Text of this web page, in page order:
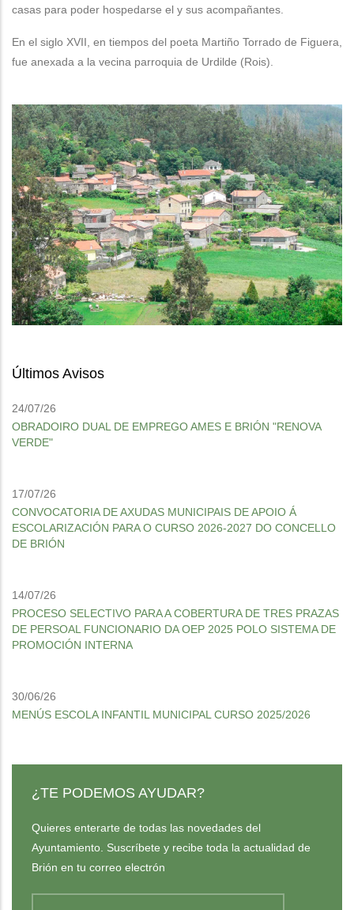
casas para poder hospedarse el y sus acompañantes.
En el siglo XVII, en tiempos del poeta Martiño Torrado de Figuera,
fue anexada a la vecina parroquia de Urdilde (Rois).
Últimos Avisos
24/07/26
OBRADOIRO DUAL DE EMPREGO AMES E BRIÓN "RENOVA
VERDE"
17/07/26
CONVOCATORIA DE AXUDAS MUNICIPAIS DE APOIO Á
ESCOLARIZACIÓN PARA O CURSO 2026-2027 DO CONCELLO
DE BRIÓN
14/07/26
PROCESO SELECTIVO PARA A COBERTURA DE TRES PRAZAS
DE PERSOAL FUNCIONARIO DA OEP 2025 POLO SISTEMA DE
PROMOCIÓN INTERNA
30/06/26
MENÚS ESCOLA INFANTIL MUNICIPAL CURSO 2025/2026
¿TE PODEMOS AYUDAR?
Quieres enterarte de todas las novedades del
Ayuntamiento. Suscríbete y recibe toda la actualidad de
Brión en tu correo electrón